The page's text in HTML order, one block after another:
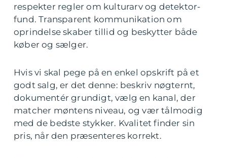
respekter regler om kulturarv og detektor-
fund. Transparent kommunikation om
oprindelse skaber tillid og beskytter både
køber og sælger.
Hvis vi skal pege på en enkel opskrift på et
godt salg, er det denne: beskriv nøgternt,
dokumentér grundigt, vælg en kanal, der
matcher møntens niveau, og vær tålmodig
med de bedste stykker. Kvalitet finder sin
pris, når den præsenteres korrekt.